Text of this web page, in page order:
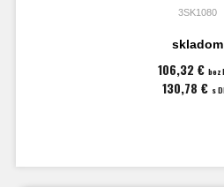
3SK1080
skladom
106,32 € bez
130,78 € s